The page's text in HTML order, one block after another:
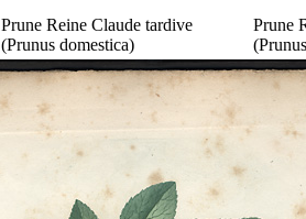
Prune Reine Claude tardive
(Prunus domestica)
Prune
(